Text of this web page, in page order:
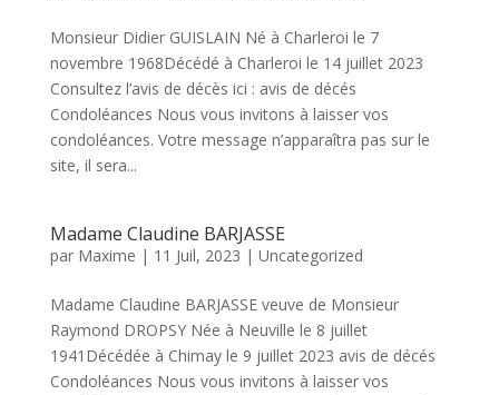
Monsieur Didier GUISLAIN Né à Charleroi le 7
novembre 1968Décédé à Charleroi le 14 juillet 2023
Consultez l’avis de décès ici : avis de décés
Condoléances Nous vous invitons à laisser vos
condoléances. Votre message n’apparaîtra pas sur le
site, il sera...
Madame Claudine BARJASSE
par Maxime | 11 Juil, 2023 | Uncategorized
Madame Claudine BARJASSE veuve de Monsieur
Raymond DROPSY Née à Neuville le 8 juillet
1941Décédée à Chimay le 9 juillet 2023 avis de décés
Condoléances Nous vous invitons à laisser vos